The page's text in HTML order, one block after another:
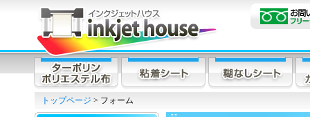
トップページ > フォーム